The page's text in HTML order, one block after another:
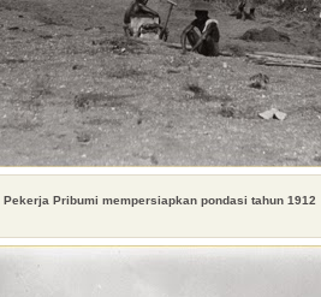
Pekerja Pribumi mempersiapkan pondasi tahun 1912